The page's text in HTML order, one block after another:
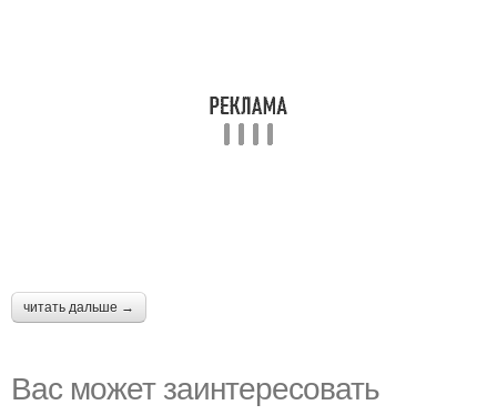
читать дальше →
Вас может заинтересовать